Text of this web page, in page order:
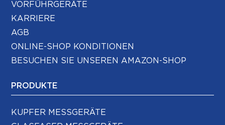
VORFÜHRGERÄTE
KARRIERE
AGB
ONLINE-SHOP KONDITIONEN
BESUCHEN SIE UNSEREN AMAZON-SHOP
PRODUKTE
KUPFER MESSGERÄTE